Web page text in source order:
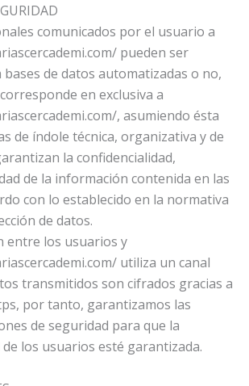
comunicados por el usuario a
pueden ser
bases de datos automatizadas o no,
en exclusiva a
, asumiendo ésta
de índole técnica, organizativa y de
la confidencialidad,
de la información contenida en las
con lo establecido en la normativa
de datos.
entre los usuarios y
utiliza un canal
transmitidos son cifrados gracias a
por tanto, garantizamos las
de seguridad para que la
los usuarios esté garantizada.